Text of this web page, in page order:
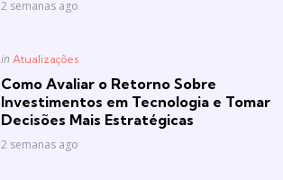
2 semanas ago
Posted
in Atualizações
Como Avaliar o Retorno Sobre
Investimentos em Tecnologia e Tomar
Decisões Mais Estratégicas
2 semanas ago